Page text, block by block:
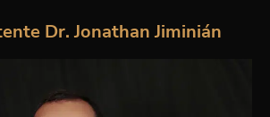
Dr. Jonathan Jiminián